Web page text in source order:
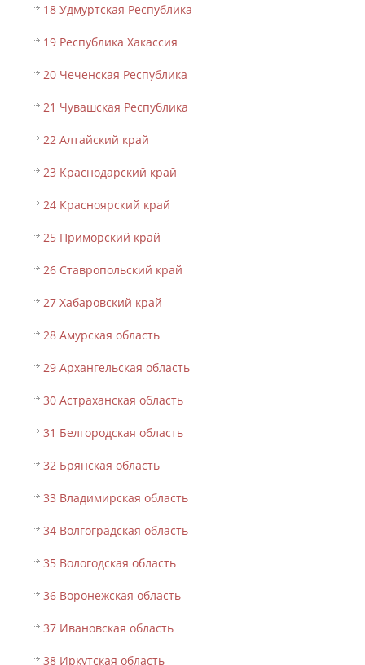
18 Удмуртская Республика
19 Республика Хакассия
20 Чеченская Республика
21 Чувашская Республика
22 Алтайский край
23 Краснодарский край
24 Красноярский край
25 Приморский край
26 Ставропольский край
27 Хабаровский край
28 Амурская область
29 Архангельская область
30 Астраханская область
31 Белгородская область
32 Брянская область
33 Владимирская область
34 Волгоградская область
35 Вологодская область
36 Воронежская область
37 Ивановская область
38 Иркутская область